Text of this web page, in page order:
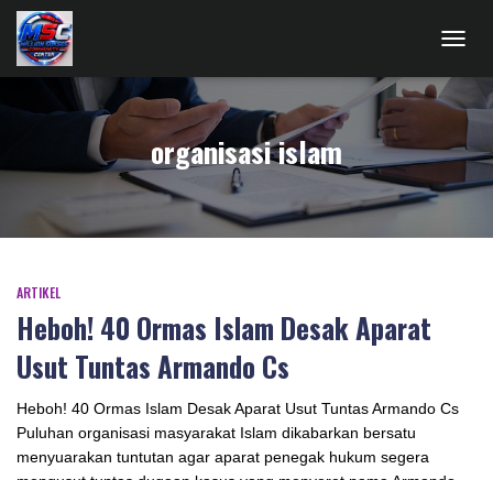
organisasi islam
ARTIKEL
Heboh! 40 Ormas Islam Desak Aparat
Usut Tuntas Armando Cs
Heboh! 40 Ormas Islam Desak Aparat Usut Tuntas Armando Cs
Puluhan organisasi masyarakat Islam dikabarkan bersatu
menyuarakan tuntutan agar aparat penegak hukum segera